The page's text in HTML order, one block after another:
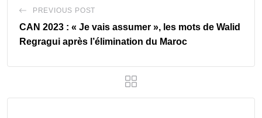
PREVIOUS POST
CAN 2023 : « Je vais assumer », les mots de Walid
Regragui après l’élimination du Maroc